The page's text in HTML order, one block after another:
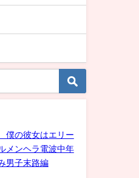
僕の彼女はエリー
メンヘラ電波中年
男子末路編